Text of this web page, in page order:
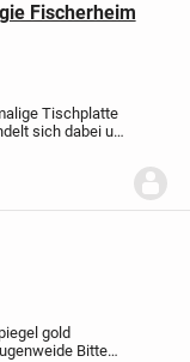
Fischerheim
Tischplatte
sich dabei um
gold
Bitte